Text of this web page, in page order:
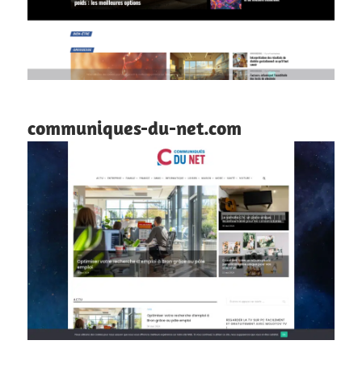
communiques-du-net.com